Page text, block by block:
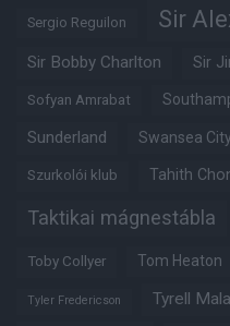
Sergio Reguilon Sir
Sir Bobby Charlton Sir
Sofyan Amrabat
Sunderland Swansea City
Szurkolói klub Tahith
Taktikai mágnestábla
Toby Collyer Tom Heaton
Tyler Fredericson Tyrell